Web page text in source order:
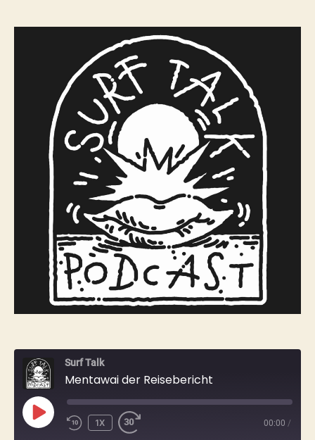
Reisebericht
Surf Talk
Mentawai der Reisebericht
PLAY
EPISODE
1X 00:00 /